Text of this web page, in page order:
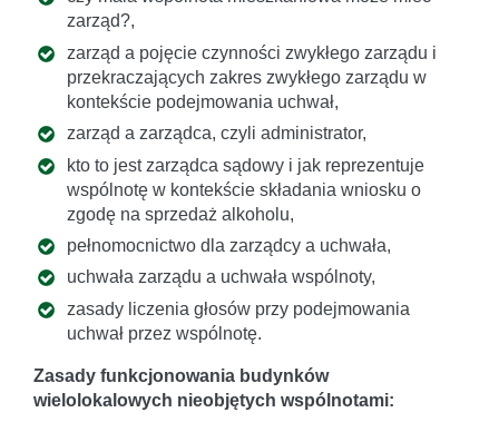
zarząd?,
zarząd a pojęcie czynności zwykłego zarządu i
przekraczających zakres zwykłego zarządu w
kontekście podejmowania uchwał,
zarząd a zarządca, czyli administrator,
kto to jest zarządca sądowy i jak reprezentuje
wspólnotę w kontekście składania wniosku o
zgodę na sprzedaż alkoholu,
pełnomocnictwo dla zarządcy a uchwała,
uchwała zarządu a uchwała wspólnoty,
zasady liczenia głosów przy podejmowania
uchwał przez wspólnotę.
Zasady funkcjonowania budynków
wielolokalowych nieobjętych wspólnotami: